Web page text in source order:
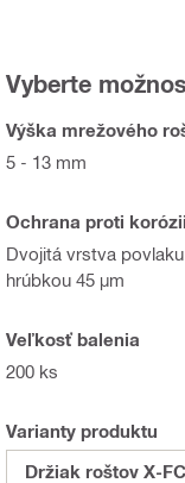
Vyberte
Výška mrežového
5 - 13 mm
Ochrana proti korózii
Dvojitá vrstva
hrúbkou 45 µm
Veľkosť balenia
200 ks
Varianty produktu
Držiak roštov X-